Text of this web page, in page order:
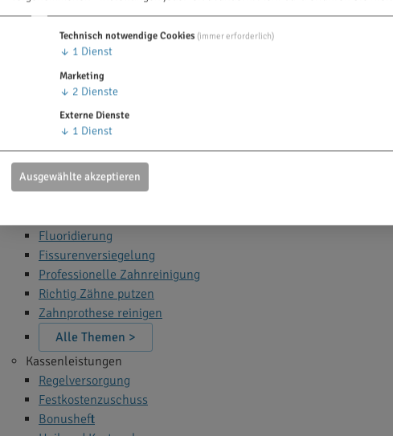
Zahnbrücke
Alle Themen >
Zahnbehandlung
Zahn Bleaching
Zahnfüllung
Zahnspange
Wurzelbehandlung
Narkose beim Zahnarzt
Alle Themen >
Fluoridierung
Fissurenversiegelung
Professionelle Zahnreinigung
Richtig Zähne putzen
Zahnprothese reinigen
Alle Themen >
Kassenleistungen
Regelversorgung
Festkostenzuschuss
Bonusheft
Technisch notwendige Cookies (immer erforderlich)
↓ 1 Dienst
Marketing
↓ 2 Dienste
Externe Dienste
↓ 1 Dienst
Ausgewählte akzeptieren